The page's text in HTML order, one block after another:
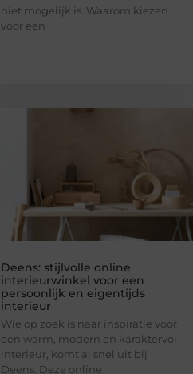
niet mogelijk is. Waarom kiezen
voor een
Deens: stijlvolle online
interieurwinkel voor een
persoonlijk en eigentijds
interieur
Wie op zoek is naar inspiratie voor
een warm, modern en karaktervol
interieur, komt al snel uit bij
Deens. Deze online